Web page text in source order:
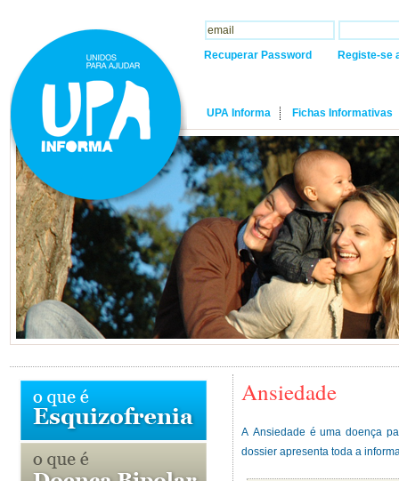
Recuperar Password Registe-se
UPA Informa Fichas Informativas
Ansiedade
A Ansiedade é uma doença
dossier apresenta toda a